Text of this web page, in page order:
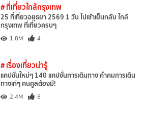
# ที่เที่ยวใกล้กรุงเทพ
25 ที่เที่ยวอยุธยา 2569 1 วัน ไปเช้าเย็นกลับ ใกล้
กรุงเทพ ที่เที่ยวครบๆ
1.8M 4
# เรื่องเที่ยวน่ารู้
แคปชั่นใหม่ๆ 140 แคปชั่นการเดินทาง คำคมการเดิน
ทางเท่ๆ คนคูลต้องมี!
2.4M 8